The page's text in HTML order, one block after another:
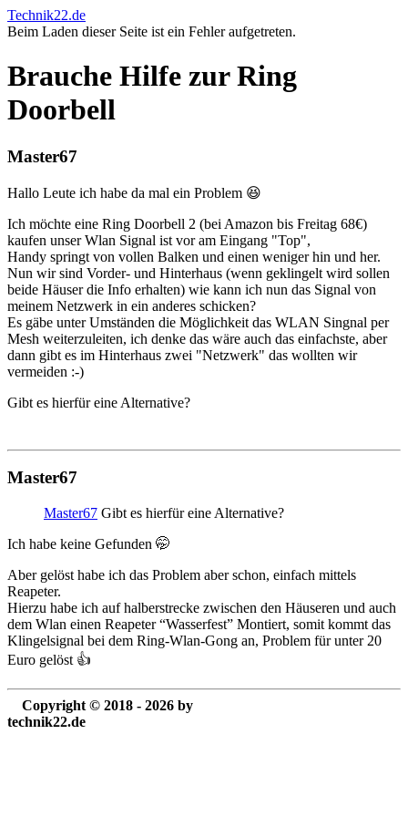
Technik22.de
Beim Laden dieser Seite ist ein Fehler aufgetreten.
Brauche Hilfe zur Ring
Doorbell
Master67
Hallo Leute ich habe da mal ein Problem 😆
Ich möchte eine Ring Doorbell 2 (bei Amazon bis Freitag 68€)
kaufen unser Wlan Signal ist vor am Eingang "Top",
Handy springt von vollen Balken und einen weniger hin und her.
Nun wir sind Vorder- und Hinterhaus (wenn geklingelt wird sollen
beide Häuser die Info erhalten) wie kann ich nun das Signal von
meinem Netzwerk in ein anderes schicken?
Es gäbe unter Umständen die Möglichkeit das WLAN Singnal per
Mesh weiterzuleiten, ich denke das wäre auch das einfachste, aber
dann gibt es im Hinterhaus zwei "Netzwerk" das wollten wir
vermeiden :-)
Gibt es hierfür eine Alternative?
Master67
Master67 Gibt es hierfür eine Alternative?
Ich habe keine Gefunden 🤭
Aber gelöst habe ich das Problem aber schon, einfach mittels
Reapeter.
Hierzu habe ich auf halberstrecke zwischen den Häuseren und auch
dem Wlan einen Reapeter “Wasserfest” Montiert, somit kommt das
Klingelsignal bei dem Ring-Wlan-Gong an, Problem für unter 20
Euro gelöst 👍️
Copyright © 2018 - 2026 by
technik22.de